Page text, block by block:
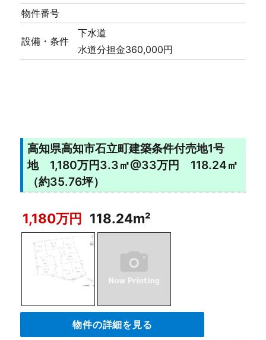
物件番号
設備・条件
下水道
水道分担金360,000円
高知県高知市石立町建築条件付売地1号
地 1,180万円3.3㎡@33万円 118.24㎡
（約35.76坪）
1,180万円 118.24m²
物件の詳細を見る